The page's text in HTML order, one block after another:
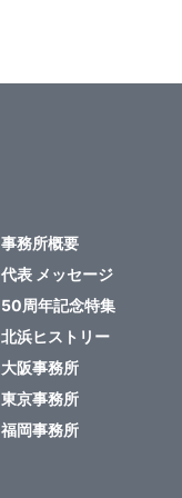
事務所概要
代表 メッセージ
50周年記念特集
北浜ヒストリー
大阪事務所
東京事務所
福岡事務所